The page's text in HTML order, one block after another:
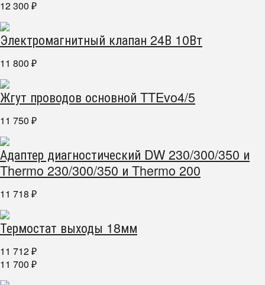
12 300 ₽
Электромагнитный клапан 24В 10Вт
11 800 ₽
Жгут проводов основной TTEvo4/5
11 750 ₽
Адаптер диагностический DW 230/300/350 и
Thermo 230/300/350 и Thermo 200
11 718 ₽
Термостат выходы 18мм
11 712 ₽
11 700 ₽